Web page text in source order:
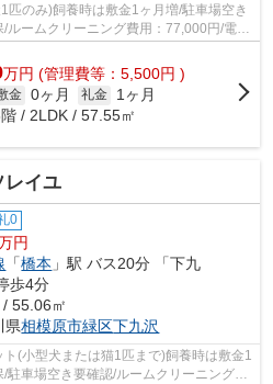
匹のみ)飼養時は敷金1ヶ月増/駐車場空き
ームクリーニング費用：77,000円/電気
万円 (管理費等：5,500円 )
金 0ヶ月 礼金
1ヶ月
/ 2LDK / 57.55㎡
レイユ
0
円
「橋本 」駅 バス20分 「下九
歩4分
55.06㎡
県相模原市緑区下九沢
(小型犬または猫1匹まで)飼養時は敷金1
駐車場空き要確認/ルームクリーニング費